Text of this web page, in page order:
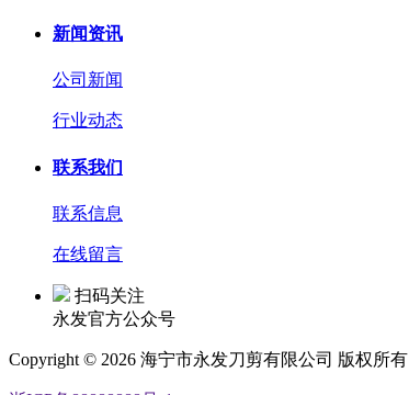
新闻资讯
公司新闻
行业动态
联系我们
联系信息
在线留言
扫码关注
永发官方公众号
Copyright © 2026 海宁市永发刀剪有限公司 版权所有